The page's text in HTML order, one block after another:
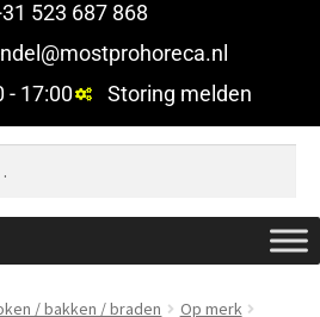
523 687 868
- 17:00
Storing melden
/ bakken / braden
Op merk